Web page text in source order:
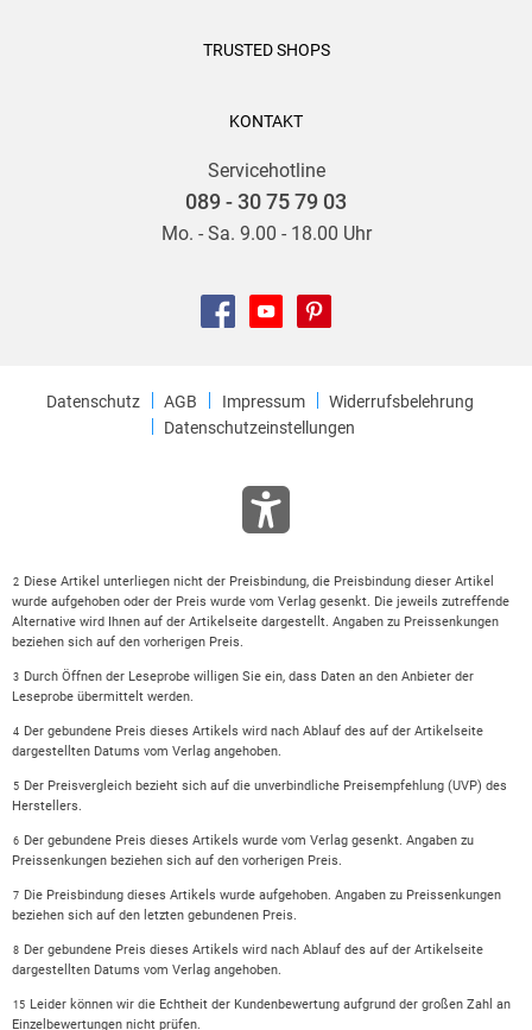
TRUSTED SHOPS
KONTAKT
Servicehotline
089 - 30 75 79 03
Mo. - Sa. 9.00 - 18.00 Uhr
Datenschutz AGB Impressum
Widerrufsbelehrung
Datenschutzeinstellungen
2
Diese Artikel unterliegen nicht der Preisbindung, die Preisbindung dieser Artikel
wurde aufgehoben oder der Preis wurde vom Verlag gesenkt. Die jeweils zutreffende
Alternative wird Ihnen auf der Artikelseite dargestellt. Angaben zu Preissenkungen
beziehen sich auf den vorherigen Preis.
3
Durch Öffnen der Leseprobe willigen Sie ein, dass Daten an den Anbieter der
Leseprobe übermittelt werden.
4
Der gebundene Preis dieses Artikels wird nach Ablauf des auf der Artikelseite
dargestellten Datums vom Verlag angehoben.
5
Der Preisvergleich bezieht sich auf die unverbindliche Preisempfehlung (UVP) des
Herstellers.
6
Der gebundene Preis dieses Artikels wurde vom Verlag gesenkt. Angaben zu
Preissenkungen beziehen sich auf den vorherigen Preis.
7
Die Preisbindung dieses Artikels wurde aufgehoben. Angaben zu Preissenkungen
beziehen sich auf den letzten gebundenen Preis.
8
Der gebundene Preis dieses Artikels wird nach Ablauf des auf der Artikelseite
dargestellten Datums vom Verlag angehoben.
15
Leider können wir die Echtheit der Kundenbewertung aufgrund der großen Zahl an
Einzelbewertungen nicht prüfen.